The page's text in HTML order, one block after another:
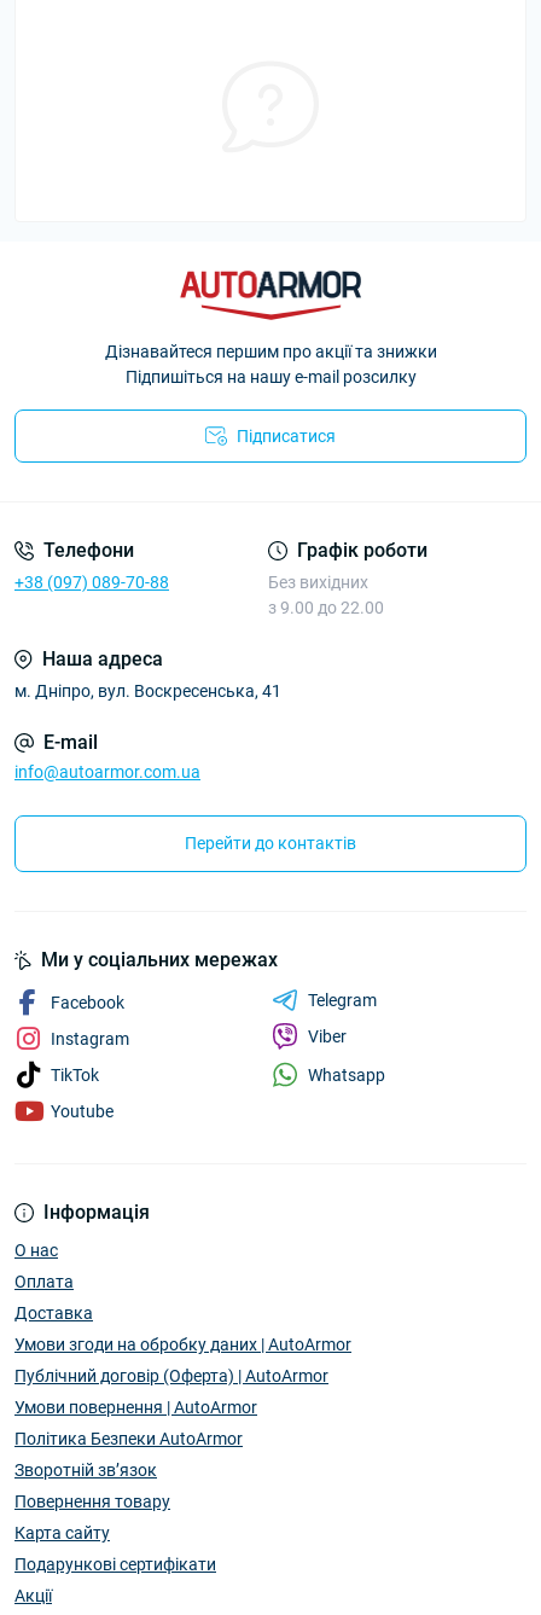
Дізнавайтеся першим про акції та знижки
Підпишіться на нашу e-mail розсилку
Підписатися
Телефони
+38 (097) 089-70-88
Графік роботи
Без вихідних
з 9.00 до 22.00
Наша адреса
м. Дніпро, вул. Воскресенська, 41
E-mail
info@autoarmor.com.ua
Перейти до контактів
Інформація
О нас
Оплата
Доставка
Умови згоди на обробку даних | AutoArmor
Публічний договір (Оферта) | AutoArmor
Умови повернення | AutoArmor
Політика Безпеки AutoArmor
Зворотній зв’язок
Повернення товару
Карта сайту
Подарункові сертифікати
Акції
Ми у соціальних мережах
Facebook
Instagram
TikTok
Youtube
Telegram
Viber
Whatsapp